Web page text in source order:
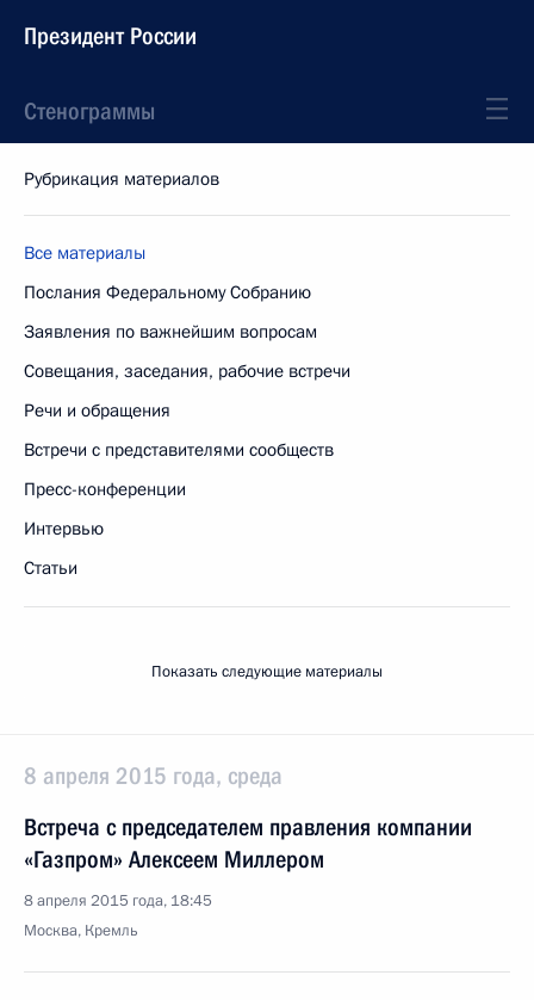
Президент России
Стенограммы
Рубрикация материалов
Все материалы
Послания Федеральному Собранию
Заявления по важнейшим вопросам
Совещания, заседания, рабочие встречи
Речи и обращения
Встречи с представителями сообществ
Пресс-конференции
Интервью
Статьи
Показать следующие материалы
8 апреля 2015 года, среда
Встреча с председателем правления компании
«Газпром» Алексеем Миллером
8 апреля 2015 года, 18:45
Москва, Кремль